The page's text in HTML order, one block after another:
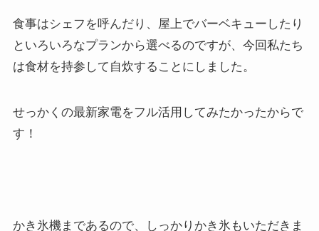
食事はシェフを呼んだり、屋上でバーベキューしたり
といろいろなプランから選べるのですが、今回私たち
は食材を持参して自炊することにしました。
せっかくの最新家電をフル活用してみたかったからで
す！
かき氷機まであるので、しっかりかき氷もいただきま